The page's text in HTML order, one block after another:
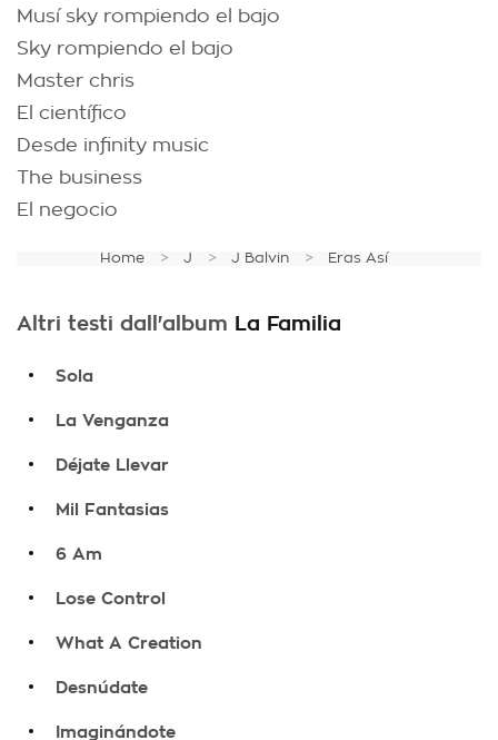
Musí sky rompiendo el bajo
Sky rompiendo el bajo
Master chris
El científico
Desde infinity music
The business
El negocio
Home J J Balvin Eras Así
Altri testi dall'album La Familia
. Sola
. La Venganza
. Déjate Llevar
. Mil Fantasias
. 6 Am
. Lose Control
. What A Creation
. Desnúdate
. Imaginándote